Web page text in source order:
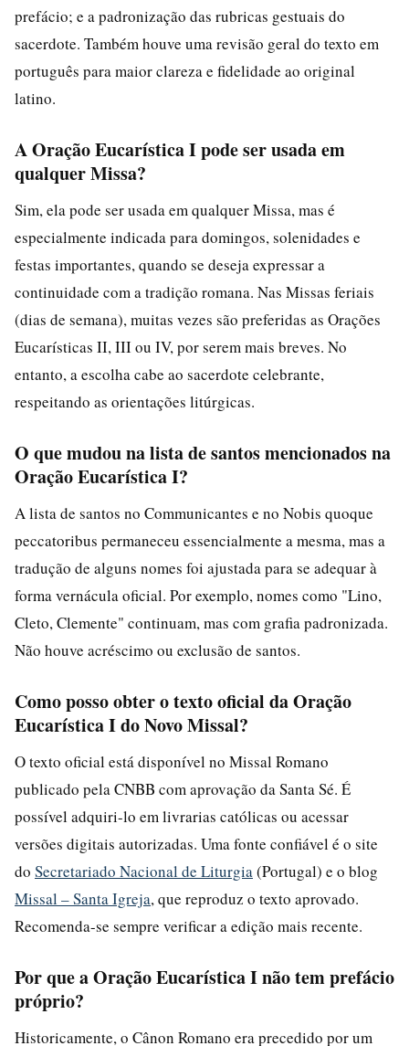
prefácio; e a padronização das rubricas gestuais do
sacerdote. Também houve uma revisão geral do texto em
português para maior clareza e fidelidade ao original
latino.
A Oração Eucarística I pode ser usada em
qualquer Missa?
Sim, ela pode ser usada em qualquer Missa, mas é
especialmente indicada para domingos, solenidades e
festas importantes, quando se deseja expressar a
continuidade com a tradição romana. Nas Missas feriais
(dias de semana), muitas vezes são preferidas as Orações
Eucarísticas II, III ou IV, por serem mais breves. No
entanto, a escolha cabe ao sacerdote celebrante,
respeitando as orientações litúrgicas.
O que mudou na lista de santos mencionados na
Oração Eucarística I?
A lista de santos no Communicantes e no Nobis quoque
peccatoribus permaneceu essencialmente a mesma, mas a
tradução de alguns nomes foi ajustada para se adequar à
forma vernácula oficial. Por exemplo, nomes como "Lino,
Cleto, Clemente" continuam, mas com grafia padronizada.
Não houve acréscimo ou exclusão de santos.
Como posso obter o texto oficial da Oração
Eucarística I do Novo Missal?
O texto oficial está disponível no Missal Romano
publicado pela CNBB com aprovação da Santa Sé. É
possível adquiri-lo em livrarias católicas ou acessar
versões digitais autorizadas. Uma fonte confiável é o site
do Secretariado Nacional de Liturgia (Portugal) e o blog
Missal – Santa Igreja, que reproduz o texto aprovado.
Recomenda-se sempre verificar a edição mais recente.
Por que a Oração Eucarística I não tem prefácio
próprio?
Historicamente, o Cânon Romano era precedido por um